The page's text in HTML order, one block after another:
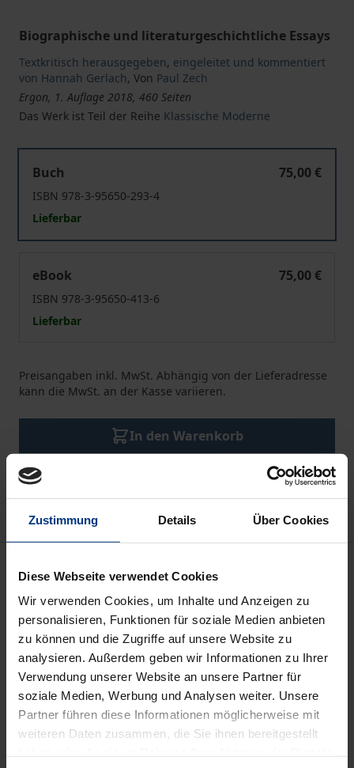
Zustimmung Details Über Cookies
Diese Webseite verwendet Cookies
Wir verwenden Cookies, um Inhalte und Anzeigen zu
personalisieren, Funktionen für soziale Medien anbieten
zu können und die Zugriffe auf unsere Website zu
analysieren. Außerdem geben wir Informationen zu Ihrer
Verwendung unserer Website an unsere Partner für
soziale Medien, Werbung und Analysen weiter. Unsere
Partner führen diese Informationen möglicherweise mit
weiteren Daten zusammen, die Sie ihnen bereitgestellt
Biographische und literaturgeschichtliche Essays
Textkritisch herausgegeben, eingeleitet und kommentiert
von Hannah Gerlach, Von Paul Zech
Ergon, 1. Auflage 2018, 460 Seiten
Das Werk ist Teil der Reihe Klassische Moderne
Buch
75,00 €
ISBN 978-3-95650-293-4
Lieferbar
eBook
75,00 €
ISBN 978-3-95650-413-6
Lieferbar
Preisangaben inkl. MwSt. Abhängig von der Lieferadresse
kann die MwSt. an der Kasse variieren.
In den Warenkorb
Hinweise zu Versandkosten
Mit Paul Zechs EssaysammlungProbleme und
Gestalten der deutschen romantischen und neueren
Dichtungwird ein weitgehend unveröffentlichtes
Exilwerk des Autors in textkritischer und
kommentierter Ausgabe vorgelegt. Das in den
1940er Jahren in Buenos Aires entstandene und nun
aus dem Nachlass herausgegebene Konvolut